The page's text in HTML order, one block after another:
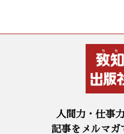
人間力・仕事
記事をメルマガ